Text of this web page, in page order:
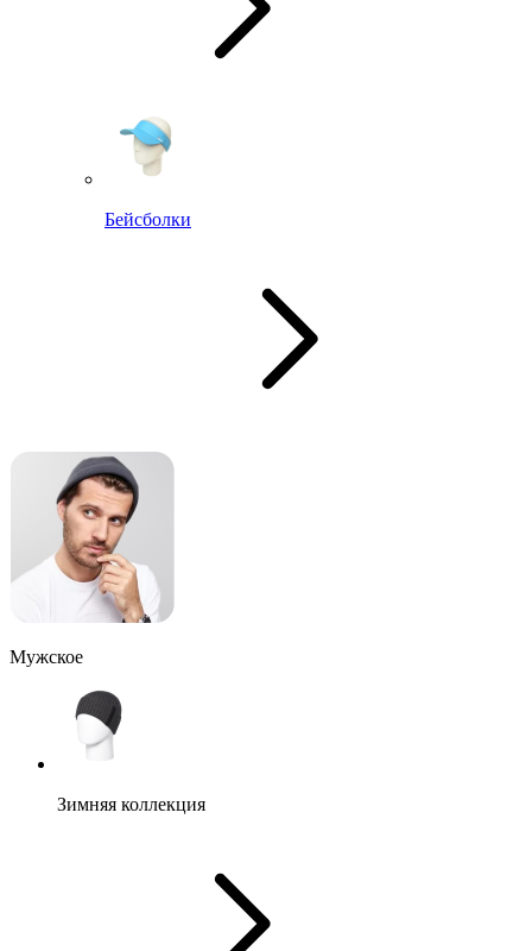
Бейсболки
Мужское
Зимняя коллекция